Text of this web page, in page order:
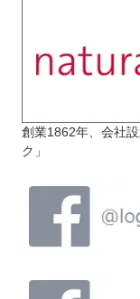
創業1862年、会社
ク」